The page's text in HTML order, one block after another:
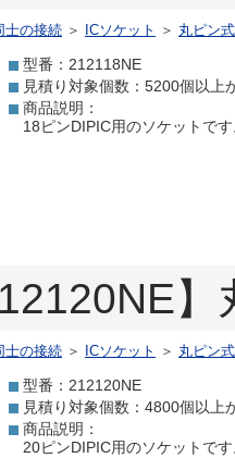
士の接続 ＞ ICソケット ＞ 丸ピン
型番：212118NE
見積り対象個数：5200個以上
商品説明：
18ピンDIPIC用のソケットで
士の接続 ＞ ICソケット ＞ 丸ピン
型番：212120NE
見積り対象個数：4800個以上
商品説明：
20ピンDIPIC用のソケットで